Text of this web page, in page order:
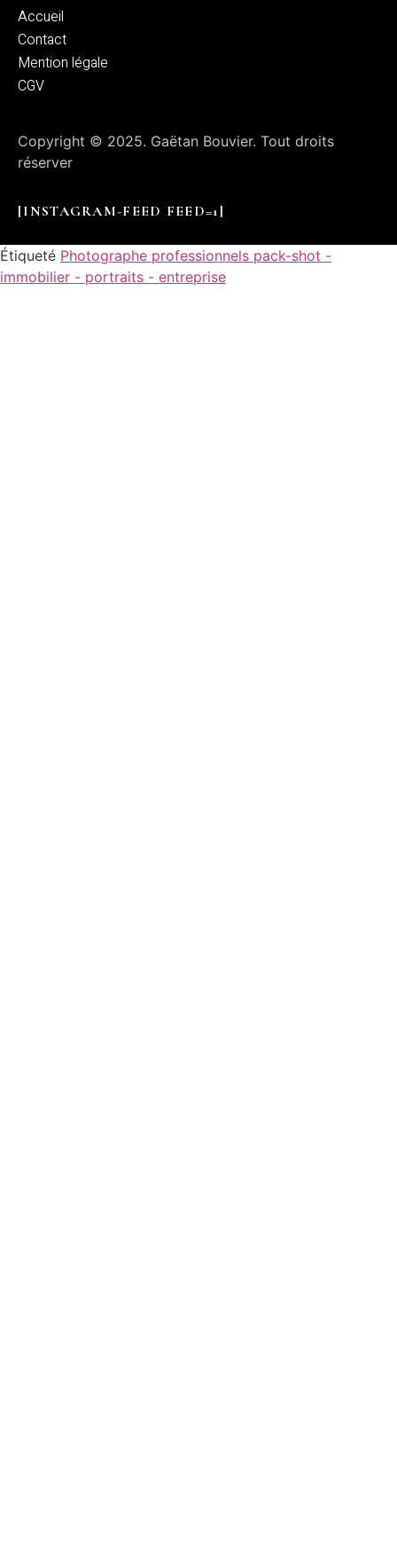
Accueil
Contact
Mention légale
CGV
Copyright © 2025. Gaëtan Bouvier. Tout droits
réserver
[INSTAGRAM-FEED FEED=1]
Étiqueté Photographe professionnels pack-shot -
immobilier - portraits - entreprise